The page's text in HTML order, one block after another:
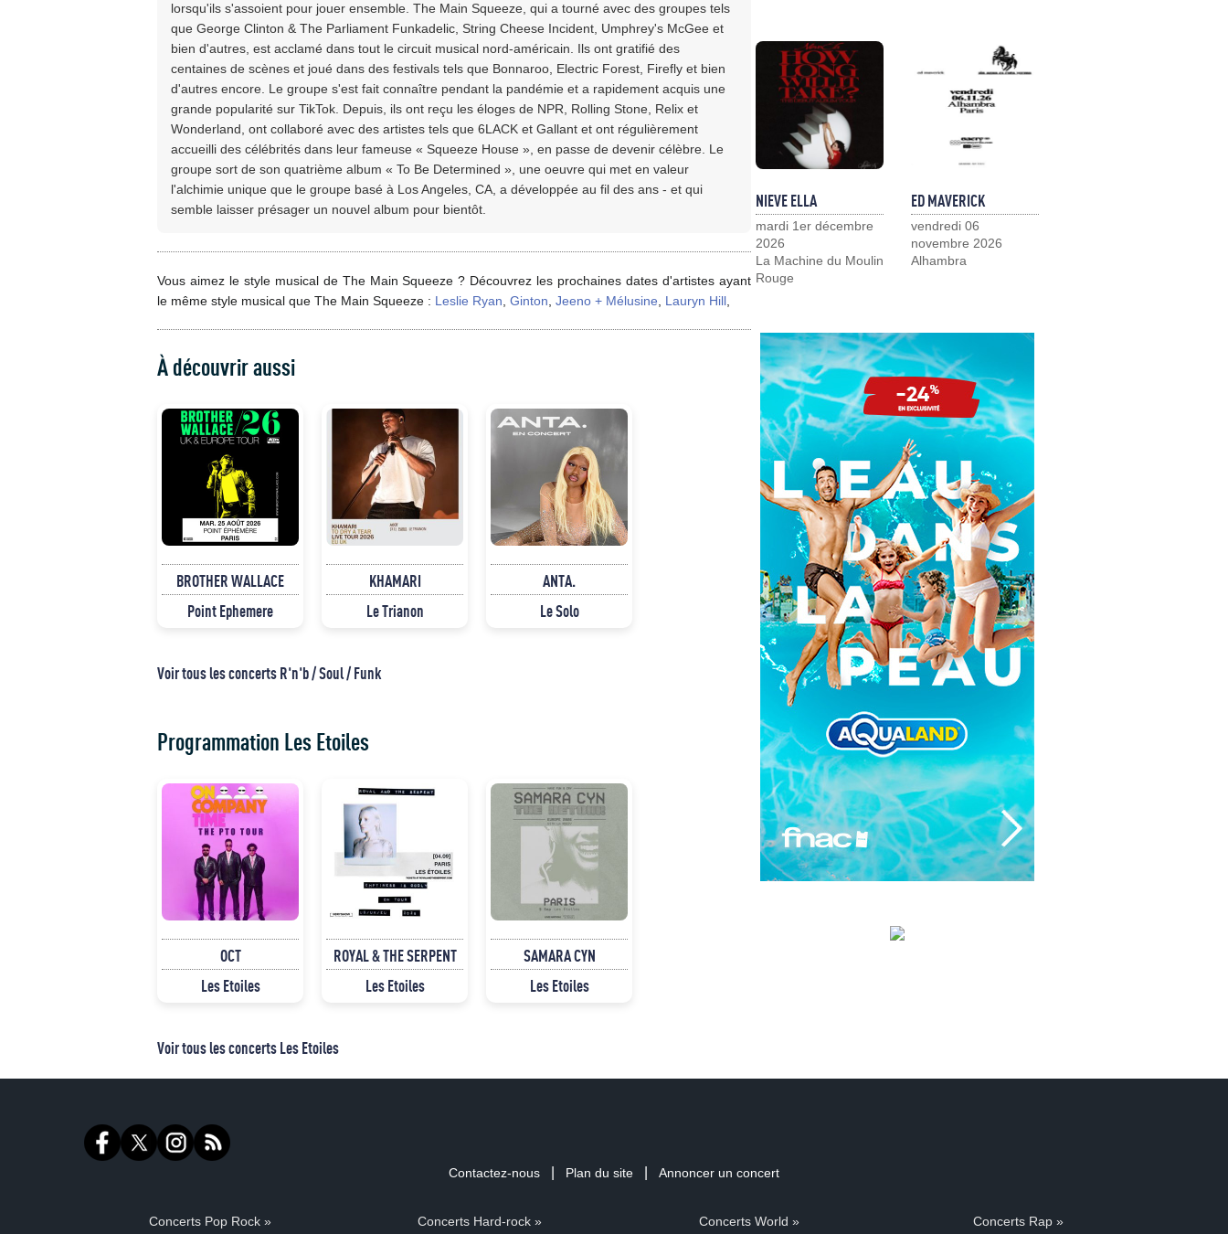
lorsqu'ils s'assoient pour jouer ensemble. The Main Squeeze, qui a tourné avec des groupes tels
que George Clinton & The Parliament Funkadelic, String Cheese Incident, Umphrey's McGee et
bien d'autres, est acclamé dans tout le circuit musical nord-américain. Ils ont gratifié des
centaines de scènes et joué dans des festivals tels que Bonnaroo, Electric Forest, Firefly et bien
d'autres encore. Le groupe s'est fait connaître pendant la pandémie et a rapidement acquis une
grande popularité sur TikTok. Depuis, ils ont reçu les éloges de NPR, Rolling Stone, Relix et
Wonderland, ont collaboré avec des artistes tels que 6LACK et Gallant et ont régulièrement
accueilli des célébrités dans leur fameuse « Squeeze House », en passe de devenir célèbre. Le
groupe sort de son quatrième album « To Be Determined », une oeuvre qui met en valeur
l'alchimie unique que le groupe basé à Los Angeles, CA, a développée au fil des ans - et qui
semble laisser présager un nouvel album pour bientôt.
Vous aimez le style musical de The Main Squeeze ? Découvrez les prochaines dates d'artistes ayant
le même style musical que The Main Squeeze : Leslie Ryan Ginton Jeeno + Mélusine Lauryn Hill
À découvrir aussi
BROTHER WALLACE
Point Ephemere
KHAMARI
Le Trianon
ANTA.
Le Solo
Voir tous les concerts R'n'b / Soul / Funk
Programmation Les Etoiles
OCT
Les Etoiles
ROYAL & THE SERPENT
Les Etoiles
SAMARA CYN
Les Etoiles
Voir tous les concerts Les Etoiles
NIEVE ELLA
mardi 1er décembre
2026
La Machine du Moulin
Rouge
ED MAVERICK
vendredi 06
novembre 2026
Alhambra
Contactez-nous Plan du site Annoncer un concert
Concerts Pop Rock » Concerts Hard-rock » Concerts World » Concerts Rap »